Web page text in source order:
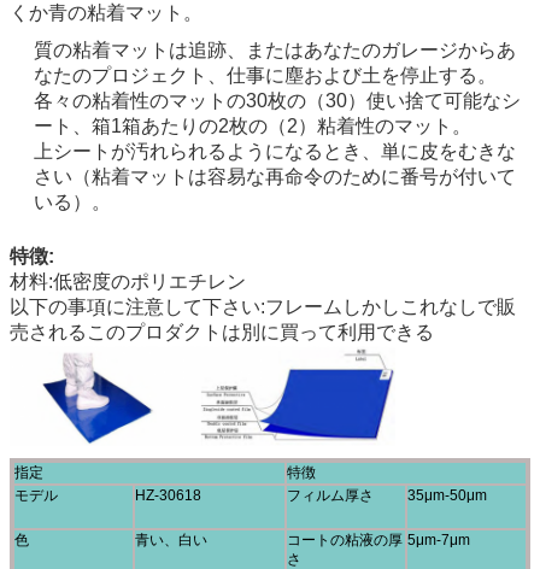
くか青の粘着マット。
質の粘着マットは追跡、またはあなたのガレージからあ
なたのプロジェクト、仕事に塵および土を停止する。
各々の粘着性のマットの30枚の（30）使い捨て可能なシ
ート、箱1箱あたりの2枚の（2）粘着性のマット。
上シートが汚れられるようになるとき、単に皮をむきな
さい（粘着マットは容易な再命令のために番号が付いて
いる）。
特徴:
材料:低密度のポリエチレン
以下の事項に注意して下さい:フレームしかしこれなしで販
売されるこのプロダクトは別に買って利用できる
指定
特徴
モデル
HZ-30618 フィルム厚さ 35μm-50μm
色 青い、白い
コートの粘液の厚
さ
5μm-7μm